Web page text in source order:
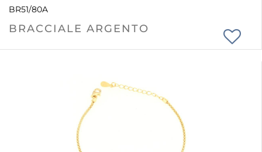
BR51/80A
BRACCIALE ARGENTO